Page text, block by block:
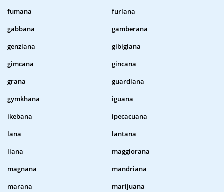
fumana
furlana
gabbana
gamberana
genziana
gibigiana
gimcana
gincana
grana
guardiana
gymkhana
iguana
ikebana
ipecacuana
lana
lantana
liana
maggiorana
magnana
mandriana
marana
marijuana